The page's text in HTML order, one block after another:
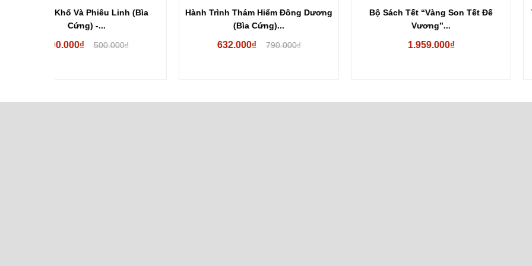
Hành Trình Thám Hiểm Đông Dương
632.000₫
Bộ Sách Tết “Vàng Son Tết Đế
1.959.000₫
Tuyển tập kịch Jacinto
Jacinto Benavente